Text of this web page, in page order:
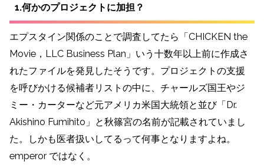
1.何かのプロジェクトに加担？
エプスタイン関係のことで調査してたら「CHICKEN the
Movie，LLC Business Plan」いう十数年以上前に作成さ
れたファイルを発見したそうです。プロジェクトの支援
を呼びかける候補者リストの中に、チャールズ国王やジ
ミー・カーターなど元アメリカ米国大統領と並び「Dr.
Akishino Fumihito」と秋篠宮の名前が記載されていまし
た。しかも医者扱いしてるって何事となりますよね。
emperor ではなく。